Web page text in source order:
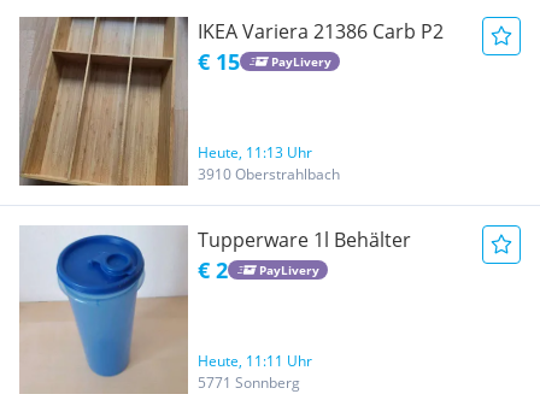
IKEA Variera 21386 Carb P2
€ 15 PayLivery
Heute, 11:13 Uhr
3910 Oberstrahlbach
Tupperware 1l Behälter
€ 2 PayLivery
Heute, 11:11 Uhr
5771 Sonnberg